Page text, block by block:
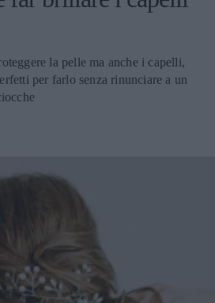
la pelle ma anche i capelli,
per farlo senza rinunciare a un